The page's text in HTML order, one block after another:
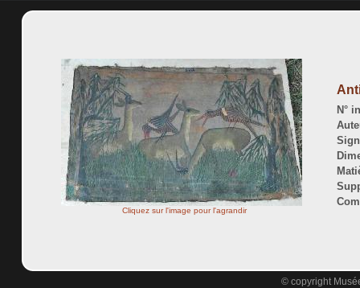
Cliquez sur l'image pour l'agrandir
N°
© copyright